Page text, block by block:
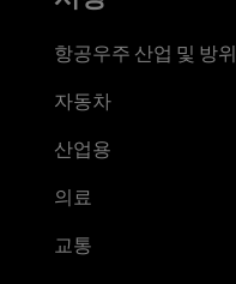
항공우주 산업 및 방위
자동차
산업용
의료
교통